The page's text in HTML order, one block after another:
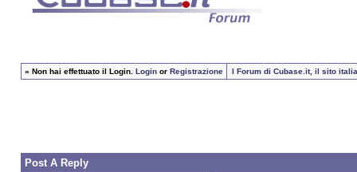
» Non hai effettuato il Login. Loginor Registrazione I Forum di Cubase.it, il sito
Post A Reply